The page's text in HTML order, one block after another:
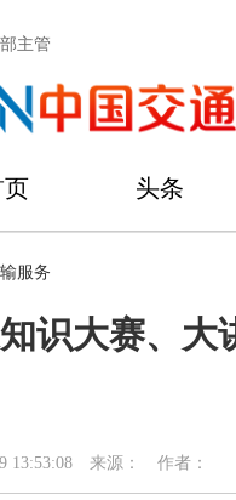
主管
页 头条
服务
识大赛、
13:53:08 来源： 作者：